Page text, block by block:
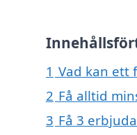
1 Vad kan ett
2 Få alltid
3 Få 3